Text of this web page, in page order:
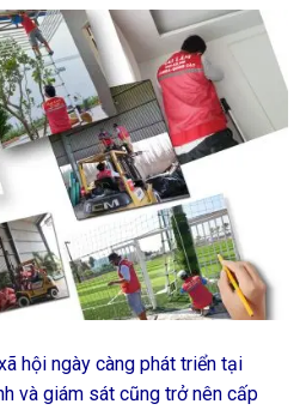
hội ngày càng phát triển tại
và giám sát cũng trở nên cấp